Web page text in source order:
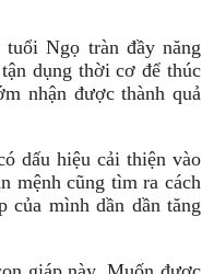
Ngọ tràn đầy năng
dụng thời cơ để thúc
nhận được thành quả
dấu hiệu cải thiện vào
mệnh cũng tìm ra cách
của mình dần dần tăng